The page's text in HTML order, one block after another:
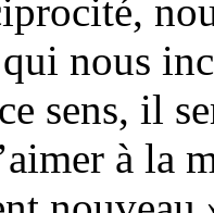
nous
sens, il
à la